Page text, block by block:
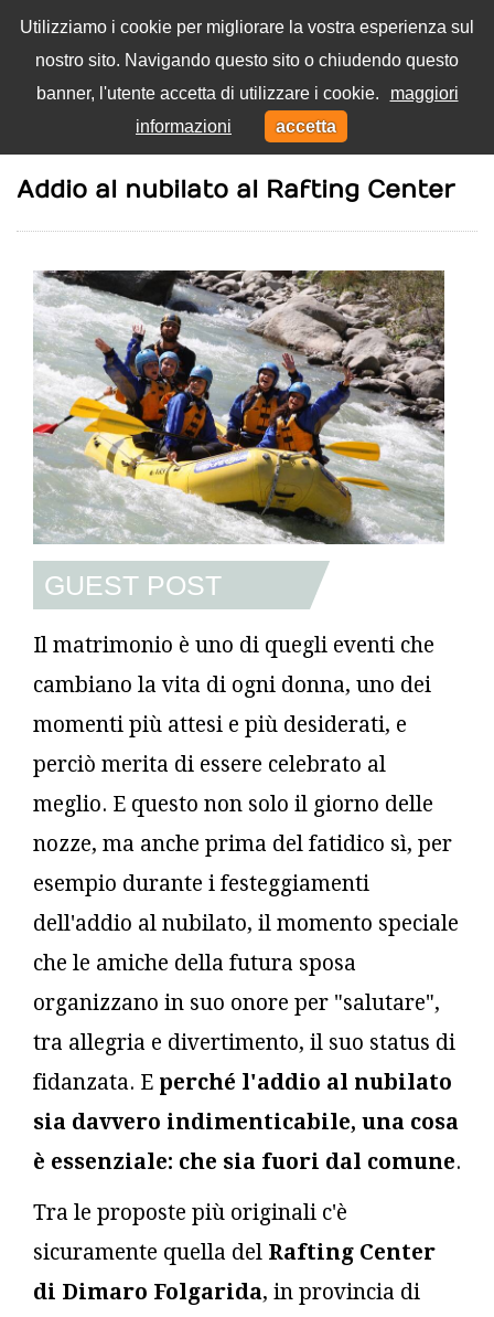
Utilizziamo i cookie per migliorare la vostra esperienza sul
nostro sito. Navigando questo sito o chiudendo questo
banner, l'utente accetta di utilizzare i cookie.
maggiori
informazioni
accetta
Menu
Addio al nubilato al Rafting Center
GUEST POST
Il matrimonio è uno di quegli eventi che
cambiano la vita di ogni donna, uno dei
momenti più attesi e più desiderati, e
perciò merita di essere celebrato al
meglio. E questo non solo il giorno delle
nozze, ma anche prima del fatidico sì, per
esempio durante i festeggiamenti
dell'addio al nubilato, il momento speciale
che le amiche della futura sposa
organizzano in suo onore per "salutare",
tra allegria e divertimento, il suo status di
fidanzata. E perché l'addio al nubilato
sia davvero indimenticabile, una cosa
è essenziale: che sia fuori dal comune.
Tra le proposte più originali c'è
sicuramente quella del Rafting Center
di Dimaro Folgarida, in provincia di